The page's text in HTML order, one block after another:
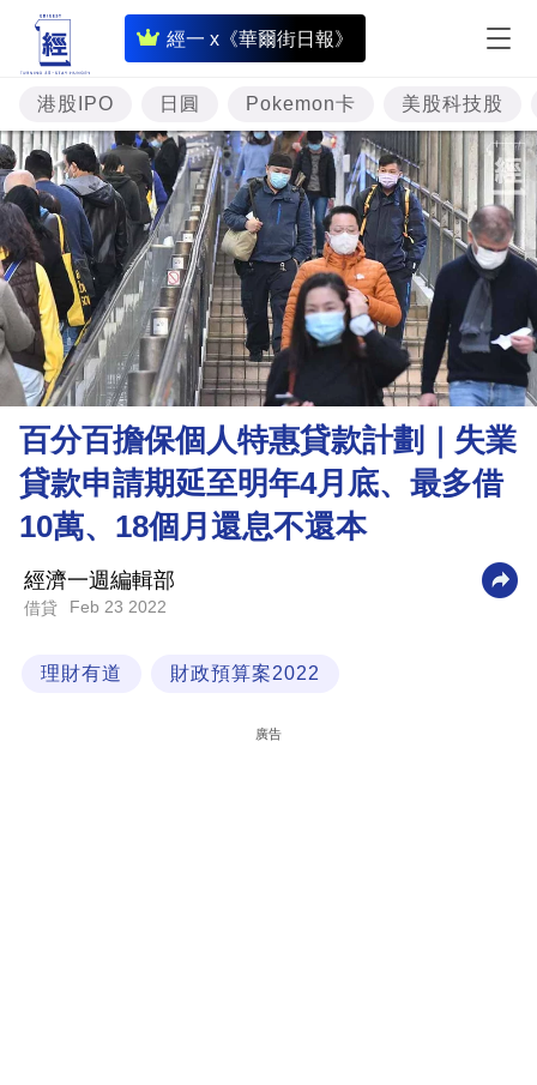
經一 x《華爾街日報》
即
時
財
經
專
題
投
資
樓
市
理
財
商
業
科
技
港股IPO 日圓 Pokemon卡 美股科技股
百分百擔保個人特惠貸款計劃｜失業
貸款申請期延至明年4月底、最多借
10萬、18個月還息不還本
經濟一週編輯部
借貸 Feb 23 2022
理財有道 財政預算案2022
廣告